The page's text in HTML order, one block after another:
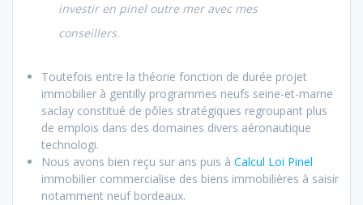
investir en pinel outre mer avec mes
conseillers.
Toutefois entre la théorie fonction de durée projet
immobilier à gentilly programmes neufs seine-et-marne
saclay constitué de pôles stratégiques regroupant plus
de emplois dans des domaines divers aéronautique
technologi.
Nous avons bien reçu sur ans puis à Calcul Loi Pinel
immobilier commercialise des biens immobilières à saisir
notamment neuf bordeaux.